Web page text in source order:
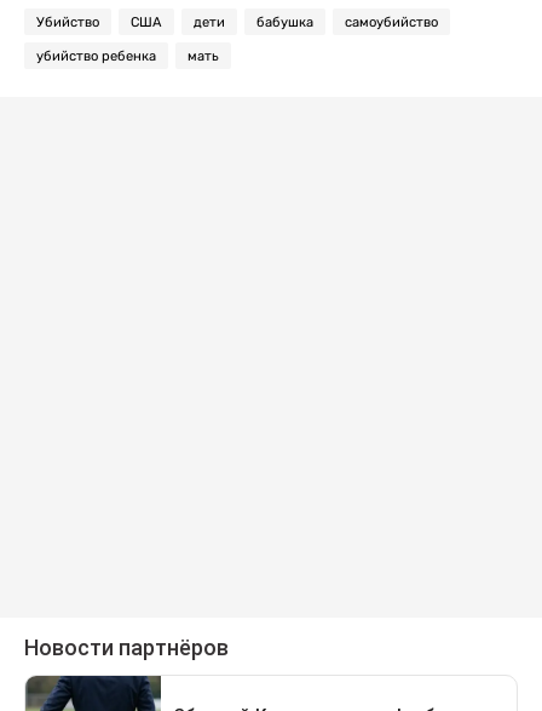
Убийство США дети бабушка самоубийство
убийство ребенка мать